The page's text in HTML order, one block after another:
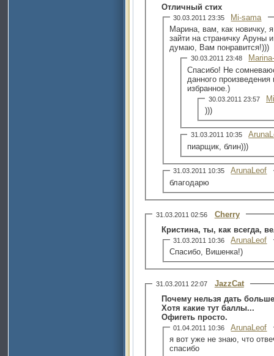
Отличный стих
30.03.2011 23:35
Mi-sama
Марина, вам, как новичку,
зайти на страничку Аруны
думаю, Вам понравится!)))
30.03.2011 23:48
Спасибо! Не
данного
избранное.)
30.03.2011 23:57
)))
31.03.2011 10:35
пиарщик, блин)))
31.03.2011 10:35
ArunaLeof
благодарю
31.03.2011 02:56
Cherry
Кристина, ты, как всегда,
31.03.2011 10:36
ArunaLeof
Спасибо, Вишенка!)
31.03.2011 22:07
JazzCat
Почему нельзя дать
Хотя какие тут баллы...
Офигеть просто.
01.04.2011 10:36
ArunaLeof
я вот уже не знаю, что
спасибо